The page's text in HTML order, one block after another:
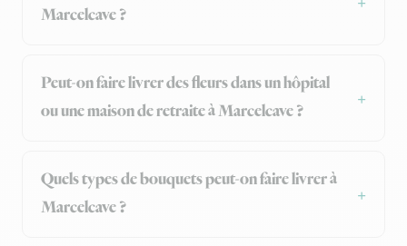
Marcelcave ?
Peut-on faire livrer des fleurs dans un hôpital
ou une maison de retraite à Marcelcave ?
Quels types de bouquets peut-on faire livrer à
Marcelcave ?